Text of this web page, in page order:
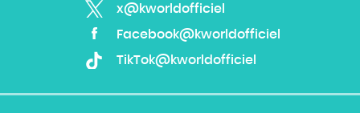
x@kworldofficiel
Facebook@kworldofficiel
TikTok@kworldofficiel